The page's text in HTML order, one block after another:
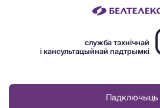
служба тэхнічнай
і кансультацыйнай падтрымкі
Падключыць